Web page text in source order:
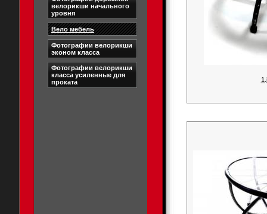
велорикши начального
уровня
Вело мебель
Фотографии велорикши
эконом класса
Фотографии велорикши
класса усиленные для
проката